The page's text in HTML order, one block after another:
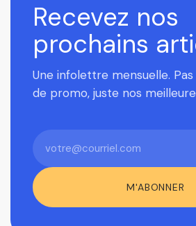
Recevez nos
prochains
Une infolettre mensuelle.
de promo, juste nos
Votre
courriel
M'ABONNER